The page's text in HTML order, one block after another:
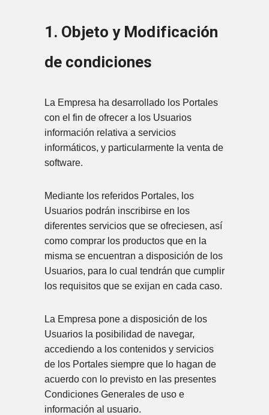
1. Objeto y Modificación
de condiciones
La Empresa ha desarrollado los Portales
con el fin de ofrecer a los Usuarios
información relativa a servicios
informáticos, y particularmente la venta de
software.
Mediante los referidos Portales, los
Usuarios podrán inscribirse en los
diferentes servicios que se ofreciesen, así
como comprar los productos que en la
misma se encuentran a disposición de los
Usuarios, para lo cual tendrán que cumplir
los requisitos que se exijan en cada caso.
La Empresa pone a disposición de los
Usuarios la posibilidad de navegar,
accediendo a los contenidos y servicios
de los Portales siempre que lo hagan de
acuerdo con lo previsto en las presentes
Condiciones Generales de uso e
información al usuario.